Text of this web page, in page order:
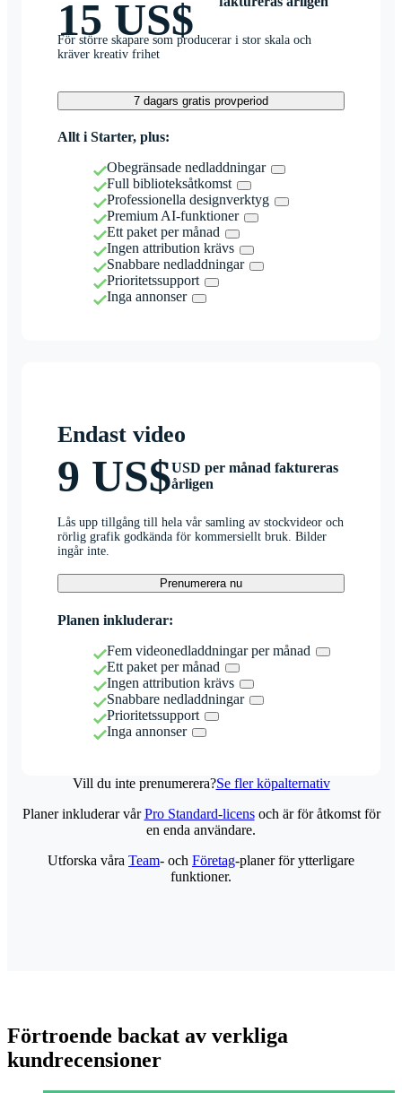
15 US$
För större skapare som producerar i stor skala och
kräver kreativ frihet
7 dagars gratis provperiod
Allt i Starter, plus:
Obegränsade nedladdningar
Full biblioteksåtkomst
Professionella designverktyg
Premium AI-funktioner
Ett paket per månad
Ingen attribution krävs
Snabbare nedladdningar
Prioritetssupport
Inga annonser
Endast video
9 US$USD per månad faktureras
årligen
Lås upp tillgång till hela vår samling av stockvideor och
rörlig grafik godkända för kommersiellt bruk. Bilder
ingår inte.
Prenumerera nu
Planen inkluderar:
Fem videonedladdningar per månad
Ett paket per månad
Ingen attribution krävs
Snabbare nedladdningar
Prioritetssupport
Inga annonser
Vill du inte prenumerera?Se fler köpalternativ
Planer inkluderar vårPro Standard-licensoch är för åtkomst för
en enda användare.
Utforska våra Team- och Företag-planer för ytterligare
funktioner.
Förtroende backat av verkliga
kundrecensioner